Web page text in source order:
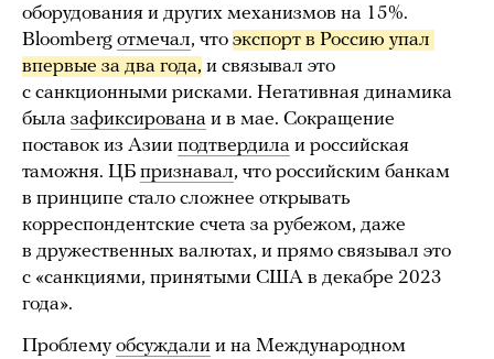
оборудования и других механизмов на 15%.
Bloomberg отмечал, что экспорт в Россию упал
впервые за два года, и связывал это
с санкционными рисками. Негативная динамика
была зафиксирована и в мае. Сокращение
поставок из Азии подтвердила и российская
таможня. ЦБ признавал, что российским банкам
в принципе стало сложнее открывать
корреспондентские счета за рубежом, даже
в дружественных валютах, и прямо связывал это
с «санкциями, принятыми США в декабре 2023
года».
Проблемуобсуждали и на Международном